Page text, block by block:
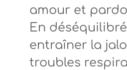
amour et
En
entraîner la
troubles